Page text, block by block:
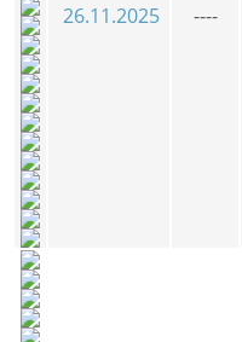
26.11.2025 ----